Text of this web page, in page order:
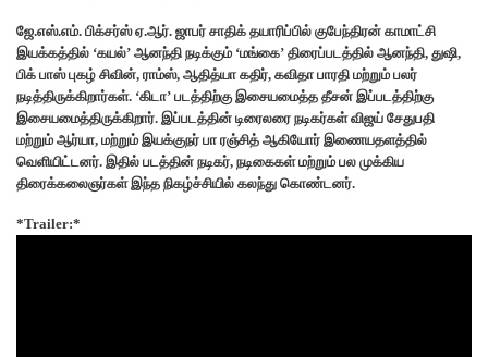
ஜே.எஸ்.எம். பிக்சர்ஸ் ஏ.ஆர். ஜாபர் சாதிக் தயாரிப்பில் குபேந்திரன் காமாட்சி
இயக்கத்தில் ‘கயல்’ ஆனந்தி நடிக்கும் ‘மங்கை’ திரைப்படத்தில் ஆனந்தி, துஷி,
பிக் பாஸ் புகழ் சிவின், ராம்ஸ், ஆதித்யா கதிர், கவிதா பாரதி மற்றும் பலர்
நடித்திருக்கிறார்கள். ‘கிடா’ படத்திற்கு இசையமைத்த தீசன் இப்படத்திற்கு
இசையமைத்திருக்கிறார். இப்படத்தின் டிரைலரை நடிகர்கள் விஜய் சேதுபதி
மற்றும் ஆர்யா, மற்றும் இயக்குநர் பா ரஞ்சித் ஆகியோர் இணையதளத்தில்
வெளியிட்டனர். இதில் படத்தின் நடிகர், நடிகைகள் மற்றும் பல முக்கிய
திரைக்கலைஞர்கள் இந்த நிகழ்ச்சியில் கலந்து கொண்டனர்.
*Trailer:*